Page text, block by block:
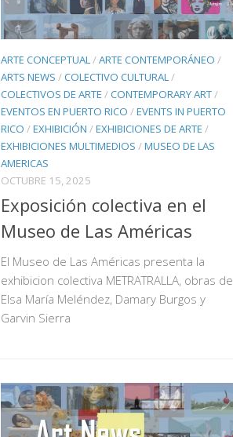
ARTE CONCEPTUAL/ARTE CONTEMPORÁNEO /
ARTS NEWS /COLECTIVO CULTURAL/
COLECTIVOS DE ARTE /CONTEMPORARY ART/
EVENTOS EN PUERTO RICO /EVENTS IN PUERTO
RICO /EXHIBICIÓN /EXHIBICIONES DE ARTE /
EXHIBICIONES MULTIMEDIOS /MUSEO DE LAS
AMERICAS
OCTUBRE 15, 2025
Exposición colectiva en el
Museo de Las Américas
El Museo de Las Américas presenta la
exhibicion colectiva METRATRALLA, obras de
Elsa María Meléndez, Damary Burgos y
Garvin Sierra